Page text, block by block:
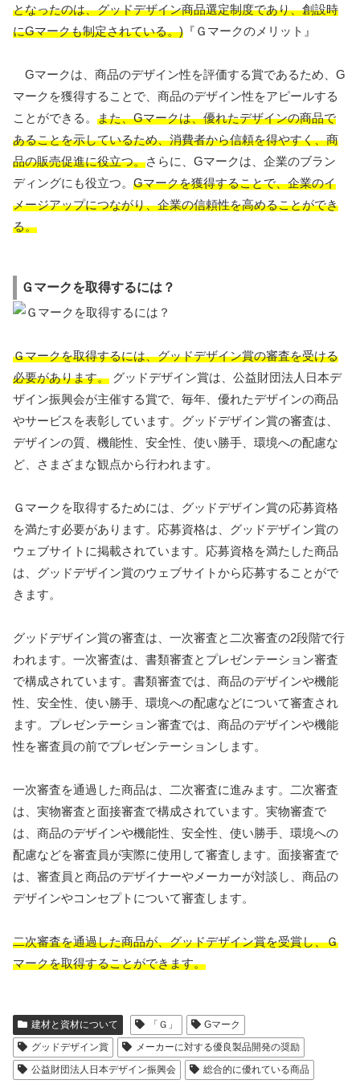
となったのは、グッドデザイン商品選定制度であり、創設時
にGマークも制定されている。) 『Ｇマークのメリット』
Gマークは、商品のデザイン性を評価する賞であるため、G
マークを獲得することで、商品のデザイン性をアピールする
ことができる。 また、Gマークは、優れたデザインの商品で
あることを示しているため、消費者から信頼を得やすく、商
品の販売促進に役立つ。さらに、Gマークは、企業のブラン
ディングにも役立つ。 Gマークを獲得することで、企業のイ
メージアップにつながり、企業の信頼性を高めることができ
る。
Ｇマークを取得するには？
Ｇマークを取得するには、グッドデザイン賞の審査を受ける
必要があります。 グッドデザイン賞は、公益財団法人日本デ
ザイン振興会が主催する賞で、毎年、優れたデザインの商品
やサービスを表彰しています。グッドデザイン賞の審査は、
デザインの質、機能性、安全性、使い勝手、環境への配慮な
ど、さまざまな観点から行われます。
Ｇマークを取得するためには、グッドデザイン賞の応募資格
を満たす必要があります。応募資格は、グッドデザイン賞の
ウェブサイトに掲載されています。応募資格を満たした商品
は、グッドデザイン賞のウェブサイトから応募することがで
きます。
グッドデザイン賞の審査は、一次審査と二次審査の2段階で行
われます。一次審査は、書類審査とプレゼンテーション審査
で構成されています。書類審査では、商品のデザインや機能
性、安全性、使い勝手、環境への配慮などについて審査され
ます。プレゼンテーション審査では、商品のデザインや機能
性を審査員の前でプレゼンテーションします。
一次審査を通過した商品は、二次審査に進みます。二次審査
は、実物審査と面接審査で構成されています。実物審査で
は、商品のデザインや機能性、安全性、使い勝手、環境への
配慮などを審査員が実際に使用して審査します。面接審査で
は、審査員と商品のデザイナーやメーカーが対談し、商品の
デザインやコンセプトについて審査します。
二次審査を通過した商品が、グッドデザイン賞を受賞し、Ｇ
マークを取得することができます。
建材と資材について 「Ｇ」
Gマーク
グッドデザイン賞
メーカーに対する優良製品開発の奨励
公益財団法人日本デザイン振興会
総合的に優れている商品